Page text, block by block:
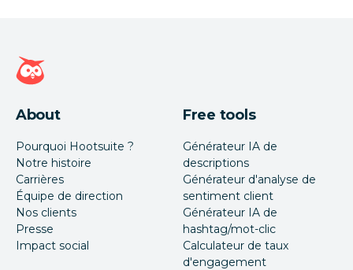
Page d'accueil Hootsuite
About
Pourquoi Hootsuite ?
Notre histoire
Carrières
Équipe de direction
Nos clients
Presse
Impact social
Free tools
Générateur IA de
descriptions
Générateur d'analyse de
sentiment client
Générateur IA de
hashtag/mot-clic
Calculateur de taux
d'engagement